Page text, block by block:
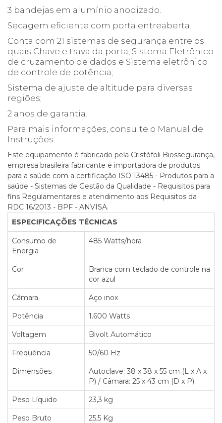
3 bandejas em alumínio anodizado.
Secagem eficiente com porta entreaberta.
Conta com 21 sistemas de segurança entre os
quais Chave e trava da porta, Sistema Eletrônico
de cruzamento de dados e Sistema eletrônico
de controle de potência;
Sistema de ajuste de altitude para diversas
regiões;
2 anos de garantia.
Para mais informações, consulte o Manual de
Instruções.
Este equipamento é fabricado pela Cristófoli Biossegurança,
empresa brasileira fabricante e importadora de produtos
para a saúde com a certificação ISO 13485 - Produtos para a
saúde - Sistemas de Gestão da Qualidade - Requisitos para
fins Regulamentares e atendimento aos Requisitos da
RDC 16/2013 - BPF - ANVISA.
ESPECIFICAÇÕES TÉCNICAS
Consumo de
Energia
485 Watts/hora
Cor
Branca com teclado de controle na
cor azul
Câmara Aço inox
Potência 1.600 Watts
Voltagem Bivolt Automático
Frequência 50/60 Hz
Dimensões
Autoclave: 38 x 38 x 55 cm (L x A x
P) / Câmara: 25 x 43 cm (D x P)
Peso Líquido 23,3 kg
Peso Bruto 25,5 Kg